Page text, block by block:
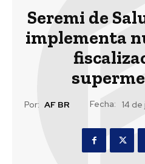
Seremi de
implementa
Por: AF BR Fecha: 14